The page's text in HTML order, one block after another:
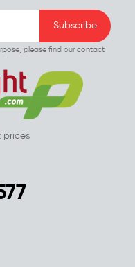
please find our contact
prices